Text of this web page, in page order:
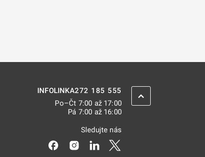
INFOLINKA272 185 555
Po–Čt 7:00 až 17:00
Pá 7:00 až 16:00
Sledujte nás
Odkaz se otevře na nové kartě
Odkaz se otevře na nové kartě
Odkaz se otevře na nové
ZPĚT NAHORU